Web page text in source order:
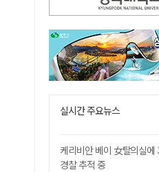
실시간 주요뉴스
케리비안 베이 女탈의실
경찰 추적 중